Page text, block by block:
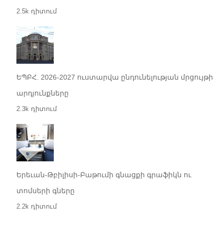
2.5k դիտում
ԵՊԲՀ. 2026-2027 ուստարվա ընդունելության մրցույթի
արդյունքները
2.3k դիտում
Երեւան-Թբիլիսի-Բաթումի գնացքի գրաֆիկն ու
տոմսերի գները
2.2k դիտում